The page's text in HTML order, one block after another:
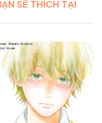
SẼ THÍCH TẠI